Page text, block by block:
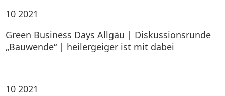
10 2021
Green Business Days Allgäu | Diskussionsrunde
„Bauwende“ | heilergeiger ist mit dabei
10 2021